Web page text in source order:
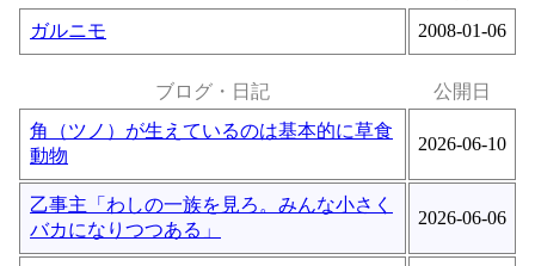
ガルニモ
2008-01-06
ブログ・日記
公開日
角（ツノ）が生えているのは基本的に草食
動物
2026-06-10
乙事主「わしの一族を見ろ。みんな小さく
バカになりつつある」
2026-06-06